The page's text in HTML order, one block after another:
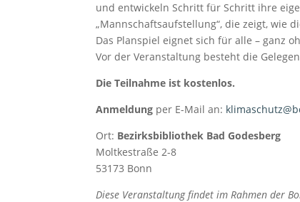
und entwickeln Schritt für Schritt ihre
„Mannschaftsaufstellung“, die zeigt, wie
Das Planspiel eignet sich für alle – ganz
Vor der Veranstaltung besteht die
Die Teilnahme ist kostenlos.
Anmeldung per E-Mail an:
Ort: Bezirksbibliothek Bad Godesberg
Moltkestraße 2-8
53173 Bonn
Diese Veranstaltung findet im Rahmen der